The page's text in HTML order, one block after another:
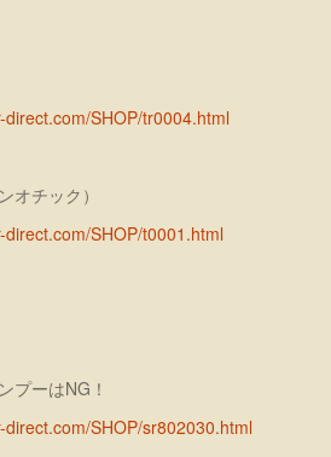
SHOP/tr0004.html
チック）
SHOP/t0001.html
ーはNG！
SHOP/sr802030.html